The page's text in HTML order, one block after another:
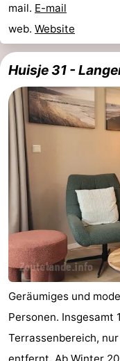
mail. E-mail
web. Website
Huisje 31 -
Geräumiges und
Personen. Insgesamt
Terrassenbereich,